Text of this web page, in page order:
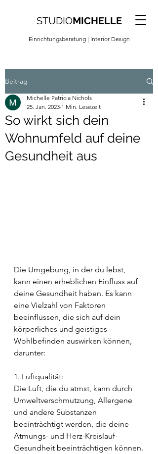
STUDIOMICHELLE
Einrichtungsberatung | Interior Design
Beitrag
So wirkt sich dein
Wohnumfeld auf deine
Gesundheit aus
Michelle Patricia Nichols
25. Jan. 2023 1 Min. Lesezeit
Die Umgebung, in der du lebst,
kann einen erheblichen Einfluss auf
deine Gesundheit haben. Es kann
eine Vielzahl von Faktoren
beeinflussen, die sich auf dein
körperliches und geistiges
Wohlbefinden auswirken können,
darunter:
1. Luftqualität:
Die Luft, die du atmst, kann durch
Umweltverschmutzung, Allergene
und andere Substanzen
beeinträchtigt werden, die deine
Atmungs- und Herz-Kreislauf-
Gesundheit beeinträchtigen können.